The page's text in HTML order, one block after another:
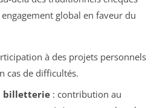
global en faveur du
à des projets personnels
cas de difficultés.
billetterie: contribution au